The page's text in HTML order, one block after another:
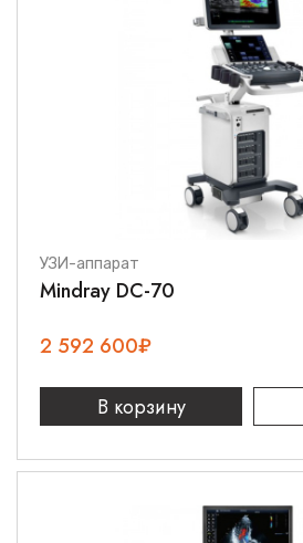
УЗИ-аппарат
Mindray DC-70
2 592 600₽
В корзину